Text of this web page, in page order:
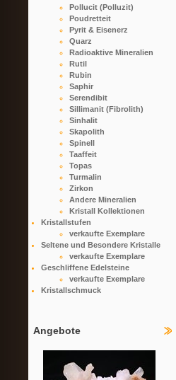
Pollucit (Polluzit)
Poudretteit
Pyrit & Eisenerz
Quarz
Radioaktive Mineralien
Rutil
Rubin
Saphir
Serendibit
Sillimanit (Fibrolith)
Sinhalit
Skapolith
Spinell
Taaffeit
Topas
Turmalin
Zirkon
Andere Mineralien
Kristall Kollektionen
Kristallstufen
verkaufte Exemplare
Seltene und Besondere Kristalle
verkaufte Exemplare
Geschliffene Edelsteine
verkaufte Exemplare
Kristallschmuck
Angebote